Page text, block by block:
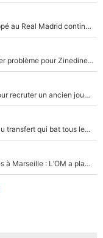
«C'est une fierté» : La signature de Kylian Mbappé au Real Madrid continue de régaler l'Espagne
Michael Olise : Pierre Ménès annonce un premier problème pour Zinedine Zidane en équipe de France
«C’est un très bon choix» : L'OM fait une offre pour recruter un ancien joueur du PSG... et c'est validé dans l'After Foot !
140M€ pour Yan Diomandé : Le PSG a dit non au transfert qui bat tous les records sur le mercato
La crise financière continue de faire des ravages à Marseille : L’OM a placé 12 joueurs sur le marché des transferts… et ça pourrait lui rapporter près de 100M€ !